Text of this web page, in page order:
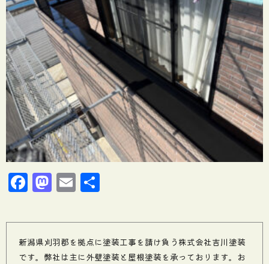
Facebook
Mastodon
Email
新潟県刈羽郡を拠点に塗装工事を請け負う株式会社吉川塗装
です。弊社は主に外壁塗装と屋根塗装を承っております。お